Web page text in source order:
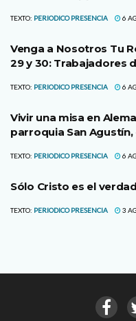
TEXTO: PERIODICO PRESENCIA 6
Venga a Nosotros Tu
29 y 30: Trabajadores
TEXTO: PERIODICO PRESENCIA 6
Vivir una misa en
parroquia San Agustín,
TEXTO: PERIODICO PRESENCIA 6
Sólo Cristo es el
TEXTO: PERIODICO PRESENCIA 3